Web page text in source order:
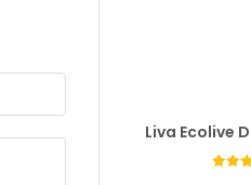
Liva Ecolive